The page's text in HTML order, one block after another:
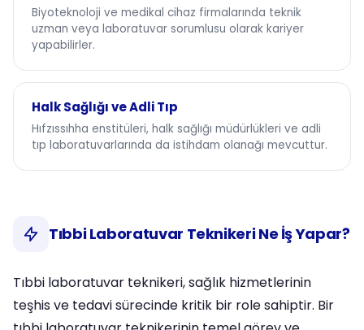
Biyoteknoloji ve medikal cihaz firmalarında teknik
uzman veya laboratuvar sorumlusu olarak kariyer
yapabilirler.
Halk Sağlığı ve Adli Tıp
Hıfzıssıhha enstitüleri, halk sağlığı müdürlükleri ve adli
tıp laboratuvarlarında da istihdam olanağı mevcuttur.
Tıbbi Laboratuvar Teknikeri Ne İş Yapar?
Tıbbi laboratuvar teknikeri, sağlık hizmetlerinin
teşhis ve tedavi sürecinde kritik bir role sahiptir. Bir